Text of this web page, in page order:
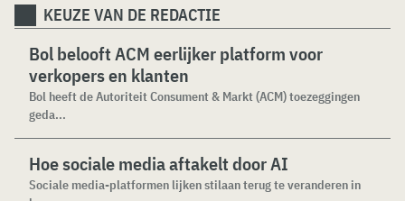
KEUZE VAN DE REDACTIE
Bol belooft ACM eerlijker platform voor
verkopers en klanten
Bol heeft de Autoriteit Consument & Markt (ACM) toezeggingen
geda...
Hoe sociale media aftakelt door AI
Sociale media-platformen lijken stilaan terug te veranderen in